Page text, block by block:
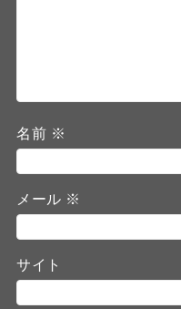
名前 ※
メール ※
サイト